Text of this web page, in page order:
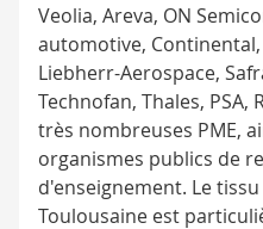
Veolia, Areva, ON
automotive,
Liebherr-Aerospace,
Technofan, Thales, PSA,
très nombreuses PME,
organismes publics de
d'enseignement. Le
Toulousaine est